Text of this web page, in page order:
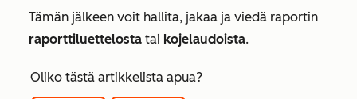
Tämän jälkeen voit hallita, jakaa ja viedä raportin
raporttiluettelosta tai kojelaudoista.
Oliko tästä artikkelista apua?